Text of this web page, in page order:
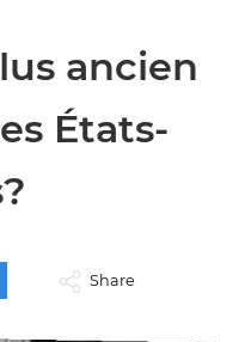
ancien
États-
Share